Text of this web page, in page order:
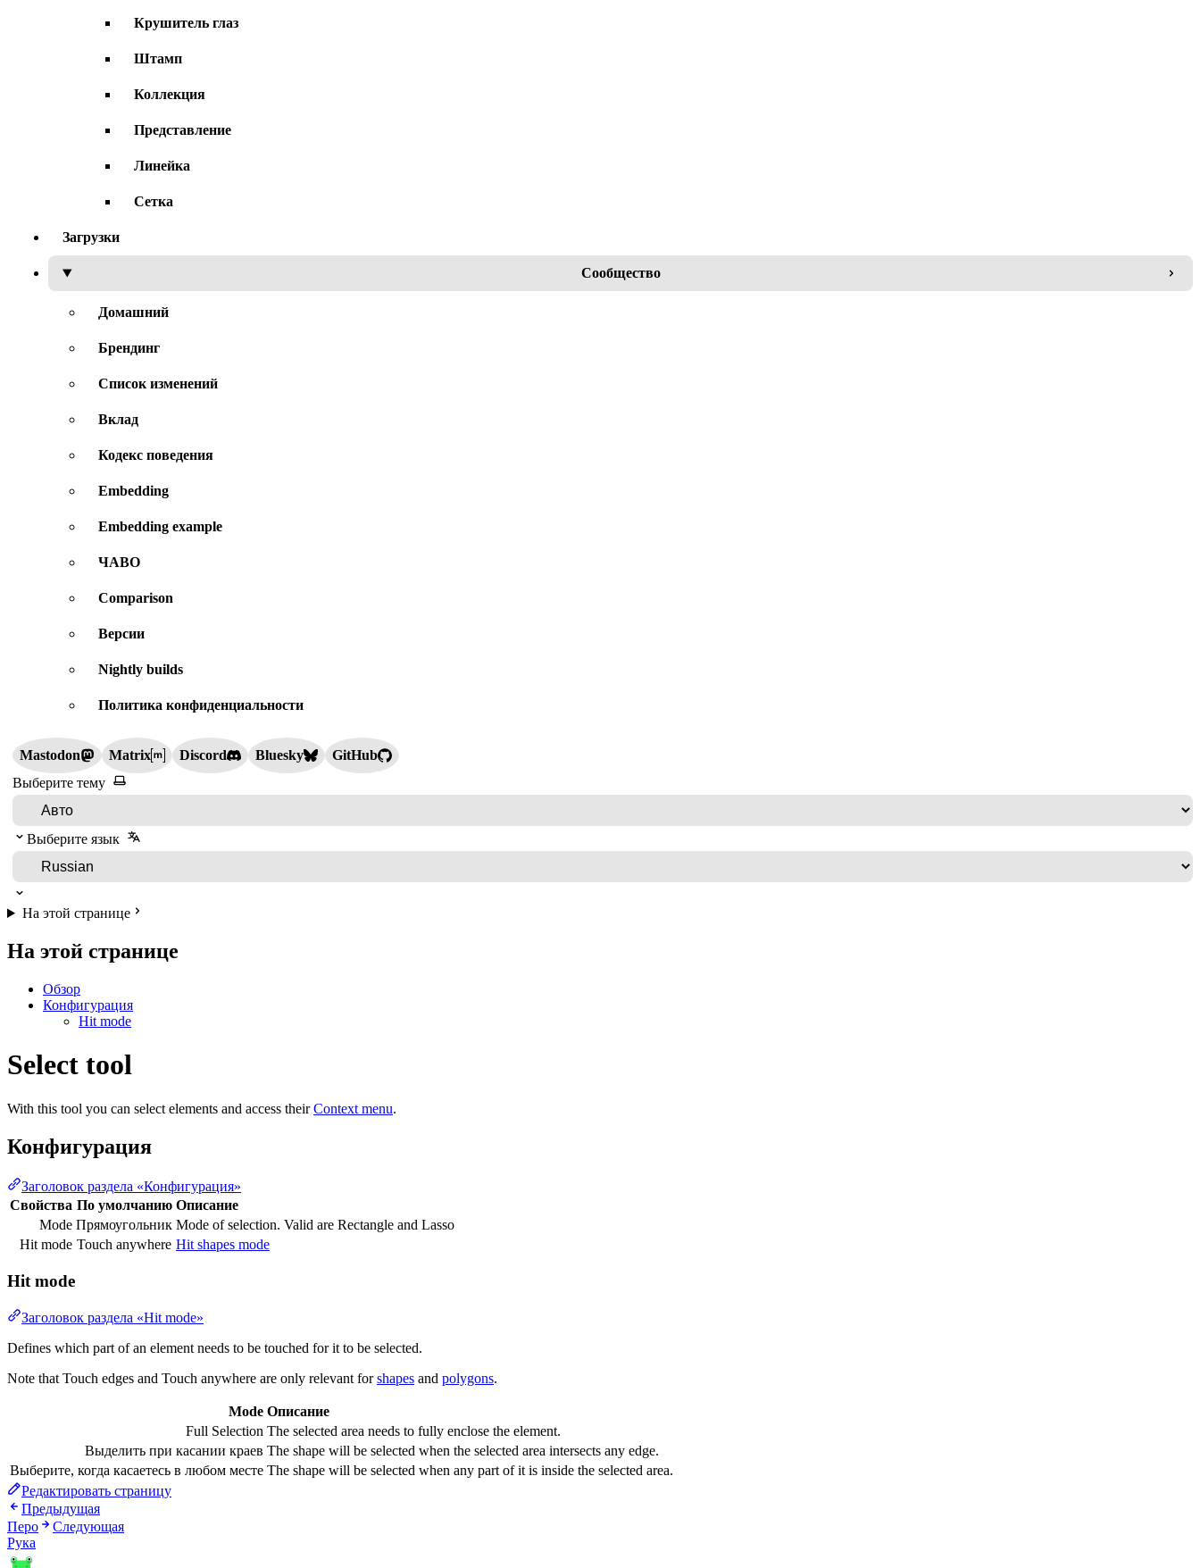
Крушитель глаз
Штамп
Коллекция
Представление
Линейка
Сетка
Загрузки
Сообщество
Домашний
Брендинг
Список изменений
Вклад
Кодекс поведения
Embedding
Embedding example
ЧАВО
Comparison
Версии
Nightly builds
Политика конфиденциальности
Mastodon Matrix Discord Bluesky
GitHub
Выберите тему
Выберите язык
На этой странице
На этой странице
Обзор
Конфигурация
Hit mode
Select tool
With this tool you can select elements and access theirContext menu.
Конфигурация
Заголовок раздела «Конфигурация»
Свойства По умолчанию Описание
Mode Прямоугольник Mode of selection. Valid are Rectangle and Lasso
Hit mode Touch anywhere Hit shapes mode
Hit mode
Заголовок раздела «Hit mode»
Defines which part of an element needs to be touched for it to be selected.
Note that Touch edges and Touch anywhere are only relevant forshapes and polygons.
Mode Описание
Full Selection The selected area needs to fully enclose the element.
Выделить при касании краев The shape will be selected when the selected area intersects any edge.
Выберите, когда касаетесь в любом месте The shape will be selected when any part of it is inside the selected area.
Редактировать страницу
Предыдущая
Перо
Следующая
Рука